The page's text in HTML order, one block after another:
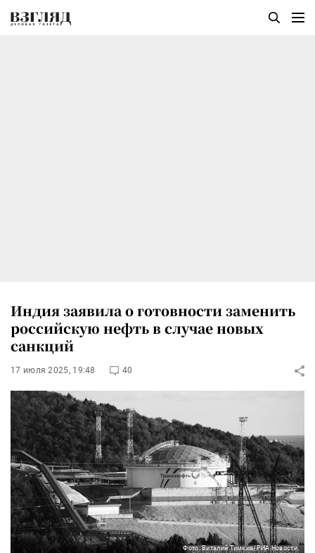
Индия заявила о готовности заменить
российскую нефть в случае новых
санкций
17 июля 2025, 19:48 40
Фото: Виталий Тимкив/РИА Новости